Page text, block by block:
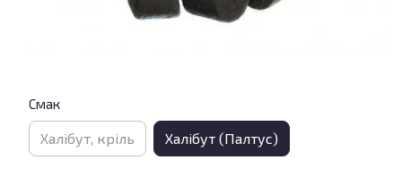
Смак
Халібут, кріль Халібут (Палтус)